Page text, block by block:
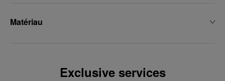
Matériau
Exclusive services